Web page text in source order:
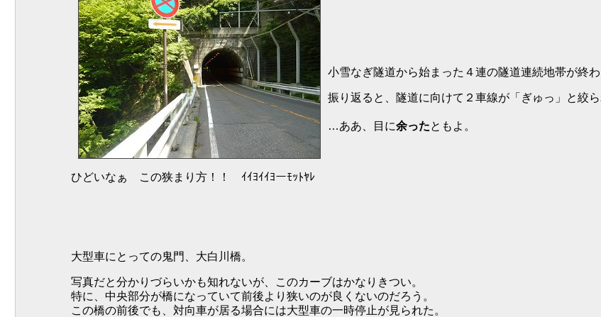
小雪なぎ隧道から始まった４連の隧道連続地帯が終わ
振り返ると、隧道に向けて２車線が「ぎゅっ」と絞
…ああ、目に余ったともよ。
ひどいなぁ この狭まり方！！ ｲｲﾖｲｲﾖーﾓｯﾄﾔﾚ
大型車にとっての鬼門、大白川橋。
写真だと分かりづらいかも知れないが、このカーブはかなりきつい。
特に、中央部分が橋になっていて前後より狭いのが良くないのだろう。
この橋の前後でも、対向車が居る場合には大型車の一時停止が見られた。